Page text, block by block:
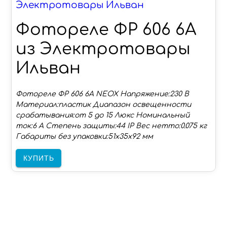
Электротовары Ильван
Фотореле ФР 606 6А
из Электротовары
Ильван
Фотореле ФР 606 6А NEOX Напряжение:230 В
Материал:пластик Диапазон освещенности
срабатывания:от 5 до 15 Люкс Номинальный
ток:6 А Степень защиты:44 IP Вес нетто:0.075 кг
Габариты без упаковки:51х35х92 мм
КУПИТЬ